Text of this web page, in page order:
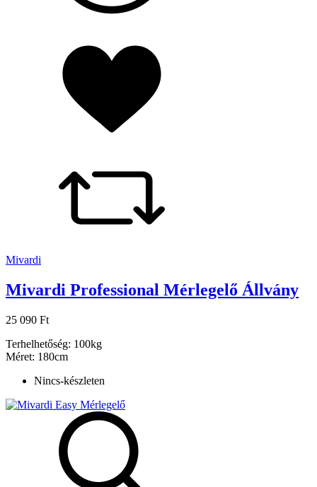
Mivardi
Mivardi Professional Mérlegelő Állvány
25 090 Ft
Terhelhetőség: 100kg
Méret: 180cm
Nincs-készleten